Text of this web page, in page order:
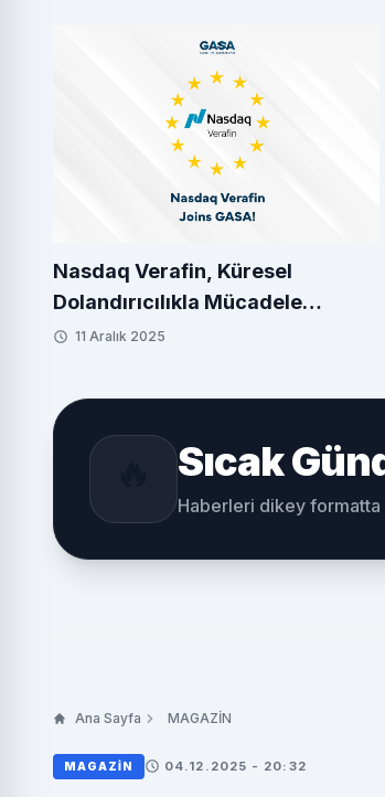
Nasdaq Verafin, Küresel
Dolandırıcılıkla Mücadele
İttifakı'na (GASA) katıldı
11 Aralık 2025
Sıcak
Haberleri dikey formatta
Ana Sayfa MAGAZİN
MAGAZİN 04.12.2025 - 20:32